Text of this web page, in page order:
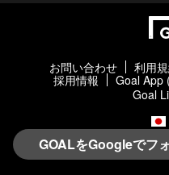
お問い合わせ 利用
採用情報
Goal App
Goal
GOALをGoogleでフ